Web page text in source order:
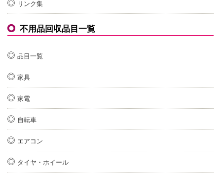
リンク集
不用品回収品目一覧
品目一覧
家具
家電
自転車
エアコン
タイヤ・ホイール